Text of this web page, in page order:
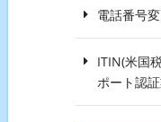
電話番号
ITIN(米国
ポート認